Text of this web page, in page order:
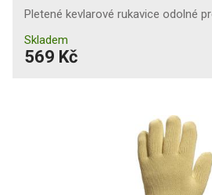
Pletené kevlarové rukavice odolné
Skladem
569 Kč